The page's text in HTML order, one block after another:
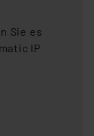
Sie es
IP